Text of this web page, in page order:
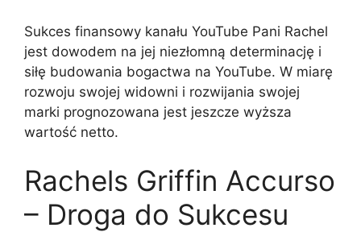
Sukces finansowy kanału YouTube Pani Rachel
jest dowodem na jej niezłomną determinację i
siłę budowania bogactwa na YouTube. W miarę
rozwoju swojej widowni i rozwijania swojej
marki prognozowana jest jeszcze wyższa
wartość netto.
Rachels Griffin Accurso
– Droga do Sukcesu